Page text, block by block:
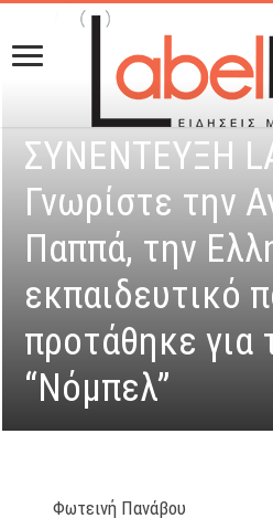
ΣΥΝΕΝΤΕΥΞΗ
Γνωρίστε την
Παππά, την
εκπαιδευτικό
προτάθηκε για
“Νόμπελ”
Φωτεινή Πανάβου